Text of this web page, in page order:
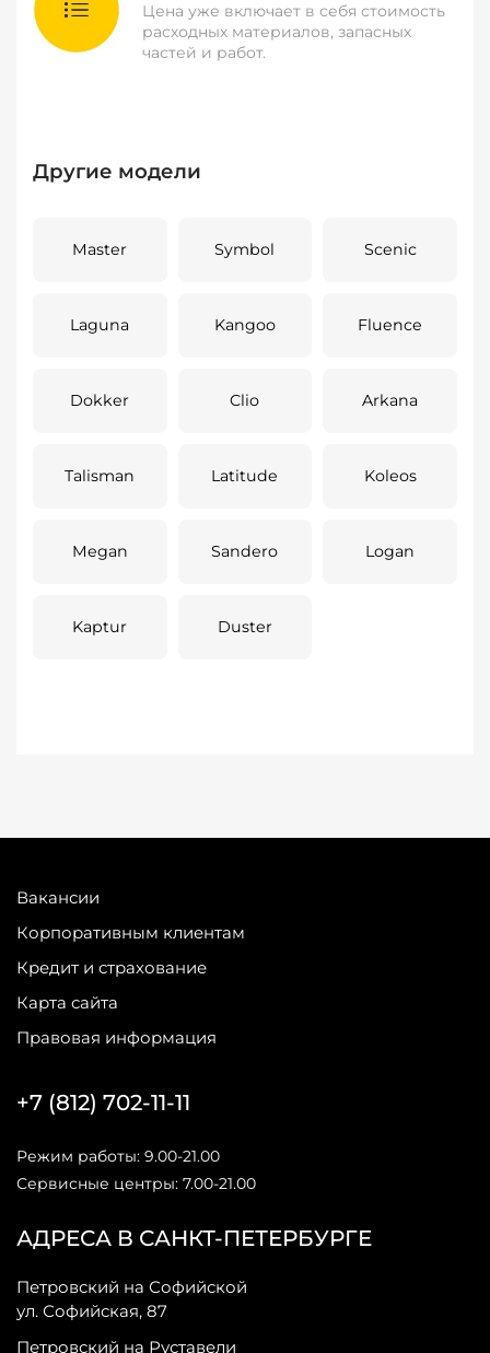
Цена уже включает в себя стоимость
расходных материалов, запасных
частей и работ.
Другие модели
Master Symbol Scenic
Laguna Kangoo Fluence
Dokker Clio Arkana
Talisman Latitude Koleos
Megan Sandero Logan
Kaptur Duster
Вакансии
Корпоративным клиентам
Кредит и страхование
Карта сайта
Правовая информация
АДРЕСА В САНКТ-ПЕТЕРБУРГЕ
Петровский на Софийской
ул. Софийская, 87
Петровский на Руставели
+7 (812) 702-11-11
Режим работы: 9.00-21.00
Сервисные центры: 7.00-21.00